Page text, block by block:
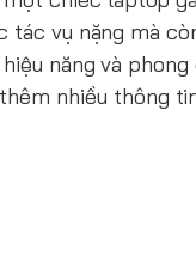
tác vụ nặng mà
năng và phong
nhiều thông